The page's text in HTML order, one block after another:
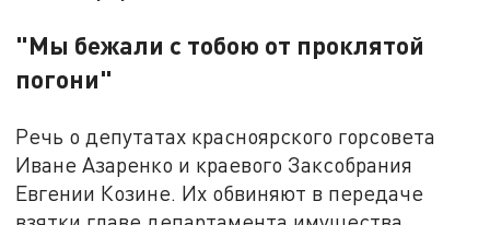
"Мы бежали с тобою от проклятой
погони"
Речь о депутатах красноярского горсовета
Иване Азаренко и краевого Заксобрания
Евгении Козине. Их обвиняют в передаче